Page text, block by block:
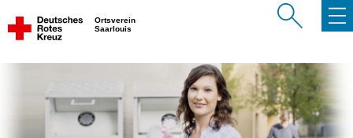
Ortsverein
Saarlouis